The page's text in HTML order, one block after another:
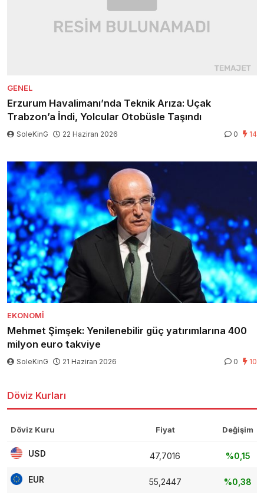
GENEL
Erzurum Havalimanı’nda Teknik Arıza: Uçak
Trabzon’a İndi, Yolcular Otobüsle Taşındı
SoleKinG 22 Haziran 2026 0 14
EKONOMI
Mehmet Şimşek: Yenilenebilir güç yatırımlarına 400
milyon euro takviye
SoleKinG 21 Haziran 2026 0 10
Döviz Kurları
Döviz Kuru Fiyat Değişim
USD 47,7016 %0,15
EUR 55,2447 %0,38